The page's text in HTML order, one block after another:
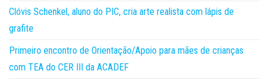
Clóvis Schenkel, aluno do PIC, cria arte realista com lápis de
grafite
Primeiro encontro de Orientação/Apoio para mães de crianças
com TEA do CER III da ACADEF